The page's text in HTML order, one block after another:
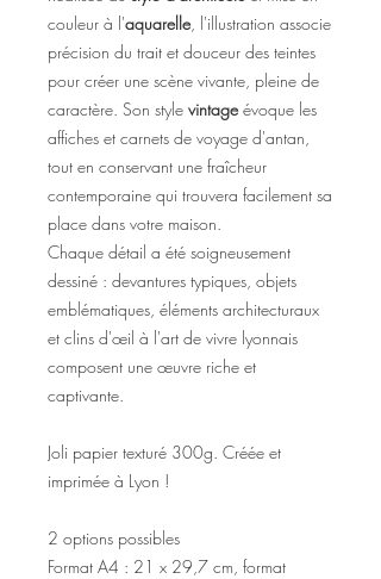
couleur à l'aquarelle, l'illustration associe
précision du trait et douceur des teintes
pour créer une scène vivante, pleine de
caractère. Son style vintageévoque les
affiches et carnets de voyage d'antan,
tout en conservant une fraîcheur
contemporaine qui trouvera facilement sa
place dans votre maison.
Chaque détail a été soigneusement
dessiné : devantures typiques, objets
emblématiques, éléments architecturaux
et clins d'œil à l'art de vivre lyonnais
composent une œuvre riche et
captivante.
Joli papier texturé 300g. Créée et
imprimée à Lyon !
2 options possibles
Format A4 : 21 x 29,7 cm, format